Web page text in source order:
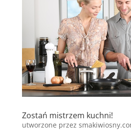
Zostań mistrzem kuchni!
utworzone przez